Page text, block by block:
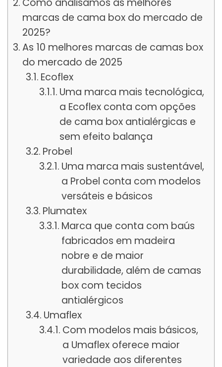
marcas de cama box do mercado de
2025?
As 10 melhores marcas de camas box
do mercado de 2025
Ecoflex
Uma marca mais tecnológica,
a Ecoflex conta com opções
de cama box antialérgicas e
sem efeito balança
Probel
Uma marca mais sustentável,
a Probel conta com modelos
versáteis e básicos
Plumatex
Marca que conta com baús
fabricados em madeira
nobre e de maior
durabilidade, além de camas
box com tecidos
antialérgicos
Umaflex
Com modelos mais básicos,
a Umaflex oferece maior
variedade aos diferentes